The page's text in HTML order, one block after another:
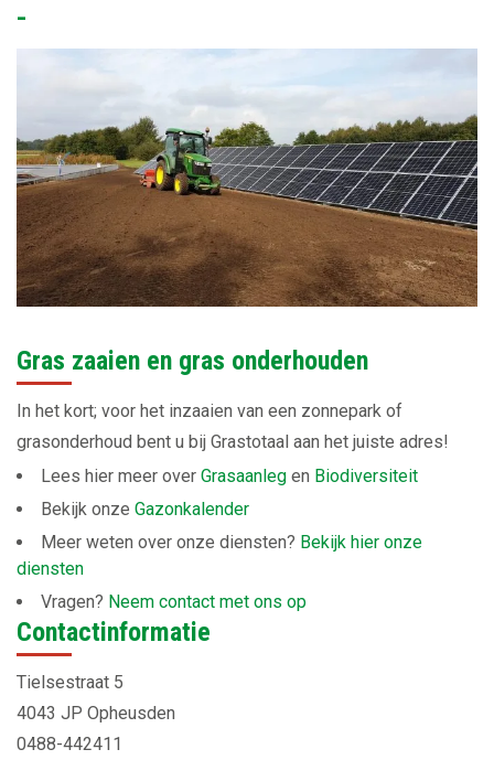
-
Gras zaaien en gras onderhouden
In het kort; voor het inzaaien van een zonnepark of
grasonderhoud bent u bij Grastotaal aan het juiste adres!
Lees hier meer over Grasaanleg en Biodiversiteit
Bekijk onze Gazonkalender
Meer weten over onze diensten? Bekijk hier onze
diensten
Vragen? Neem contact met ons op
Contactinformatie
Tielsestraat 5
4043 JP Opheusden
0488-442411